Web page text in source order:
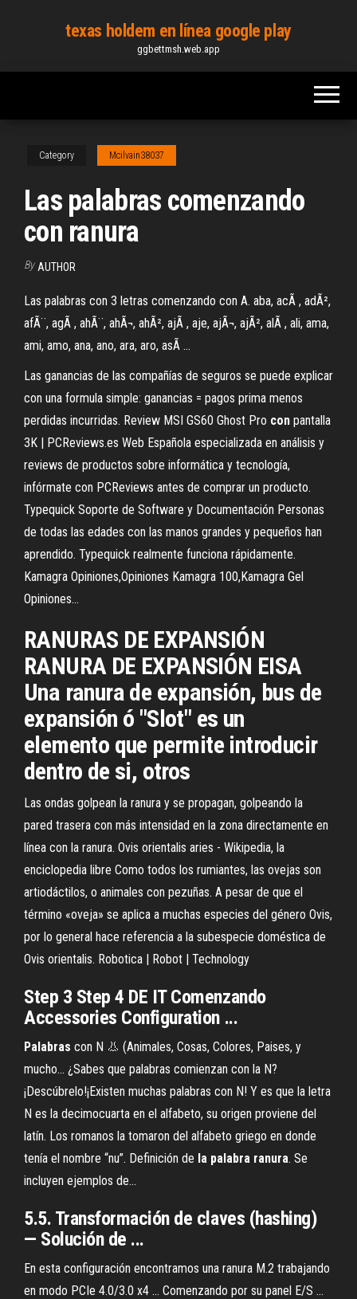
content
texas holdem en línea google play
ggbettmsh.web.app
Category Mcilvain38037
Las palabras comenzando
con ranura
By AUTHOR
Las palabras con 3 letras comenzando con A. aba, acÃ , adÃ²,
afÃ¨, agÃ , ahÃ¨, ahÃ¬, ahÃ², ajÃ , aje, ajÃ¬, ajÃ², alÃ , ali, ama,
ami, amo, ana, ano, ara, aro, asÃ ...
Las ganancias de las compañías de seguros se puede explicar
con una formula simple: ganancias = pagos prima menos
perdidas incurridas. Review MSI GS60 Ghost Pro con pantalla
3K | PCReviews.es Web Española especializada en análisis y
reviews de productos sobre informática y tecnología,
infórmate con PCReviews antes de comprar un producto.
Typequick Soporte de Software y Documentación Personas
de todas las edades con las manos grandes y pequeños han
aprendido. Typequick realmente funciona rápidamente.
Kamagra Opiniones,Opiniones Kamagra 100,Kamagra Gel
Opiniones…
RANURAS DE EXPANSIÓN
RANURA DE EXPANSIÓN EISA
Una ranura de expansión, bus de
expansión ó "Slot" es un
elemento que permite introducir
dentro de si, otros
Las ondas golpean la ranura y se propagan, golpeando la
pared trasera con más intensidad en la zona directamente en
línea con la ranura. Ovis orientalis aries - Wikipedia, la
enciclopedia libre Como todos los rumiantes, las ovejas son
artiodáctilos, o animales con pezuñas. A pesar de que el
término «oveja» se aplica a muchas especies del género Ovis,
por lo general hace referencia a la subespecie doméstica de
Ovis orientalis. Robotica | Robot | Technology
Step 3 Step 4 DE IT Comenzando
Accessories Configuration ...
Palabras con N 👃 (Animales, Cosas, Colores, Paises, y
mucho… ¿Sabes que palabras comienzan con la N?
¡Descúbrelo!¡Existen muchas palabras con N! Y es que la letra
N es la decimocuarta en el alfabeto, su origen proviene del
latín. Los romanos la tomaron del alfabeto griego en donde
tenía el nombre “nu”. Definición de la palabra ranura. Se
incluyen ejemplos de…
5.5. Transformación de claves (hashing)
— Solución de ...
En esta configuración encontramos una ranura M.2 trabajando
en modo PCIe 4.0/3.0 x4 ... Comenzando por su panel E/S ...